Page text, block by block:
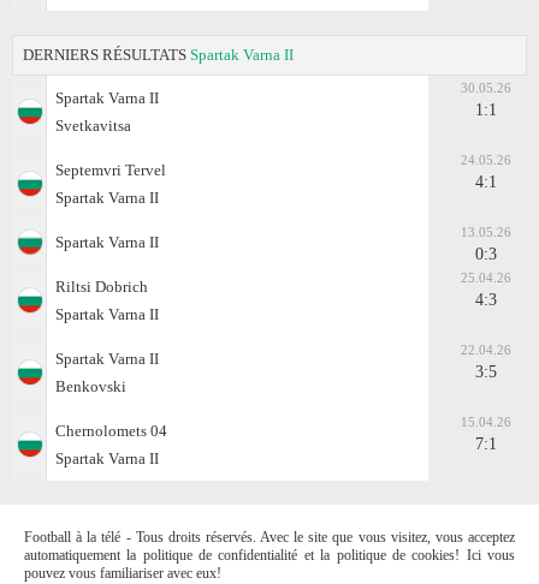
DERNIERS RÉSULTATS Spartak Varna II
Spartak Varna II
Svetkavitsa
30.05.26
1:1
Septemvri Tervel
Spartak Varna II
24.05.26
4:1
Spartak Varna II
13.05.26
0:3
Riltsi Dobrich
Spartak Varna II
25.04.26
4:3
Spartak Varna II
Benkovski
22.04.26
3:5
Chernolomets 04
Spartak Varna II
15.04.26
7:1
Football à la télé - Tous droits réservés. Avec le site que vous visitez, vous acceptez
automatiquement la politique de confidentialité et la politique de cookies! Ici vous
pouvez vous familiariser avec eux!